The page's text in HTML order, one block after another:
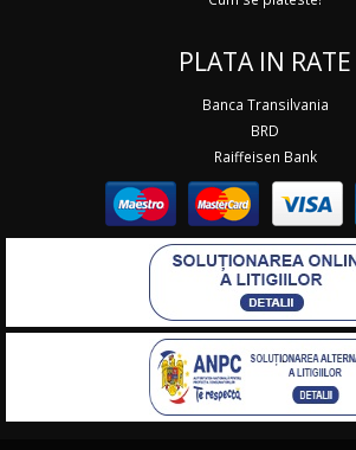
PLATA IN RATE
Banca Transilvania
BRD
Raiffeisen Bank